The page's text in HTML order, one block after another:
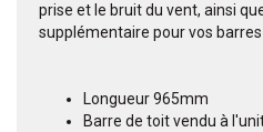
prise et le bruit du vent, ainsi
supplémentaire pour vos
Longueur 965mm
Barre de toit vendu à